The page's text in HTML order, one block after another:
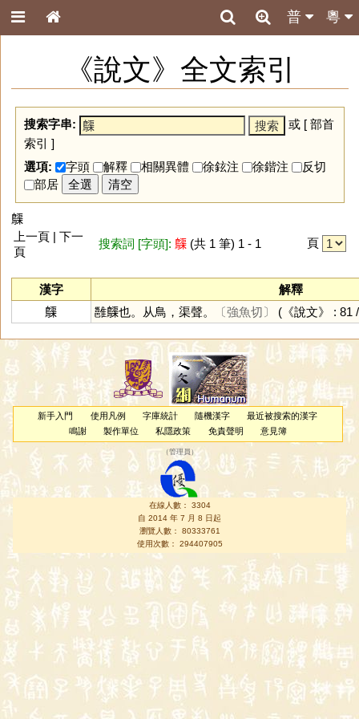
粵
普
《說文》全文索引
搜索字串: 或 [ 部首
索引 ]
選項:
字頭 解釋 相關異體 徐鉉注 徐鍇注
反切
部居
全選 清空
𪆫
上一頁 | 下一
頁
搜索詞 [字頭]: 𪆫(共 1 筆) 1 - 1 頁
漢字
解釋
𪆫
雝𪆫也。从鳥，渠聲。 〔強魚切〕 (《說文》 : 81
新手入門 使用凡例 字庫統計 隨機漢字
最近被搜索的漢字
鳴謝
製作單位 私隱政策 免責聲明 意見簿
（管理員 ）
在線人數： 3304
自 2014 年 7 月 8 日起
瀏覽人數： 80333761
使用次數： 294407905